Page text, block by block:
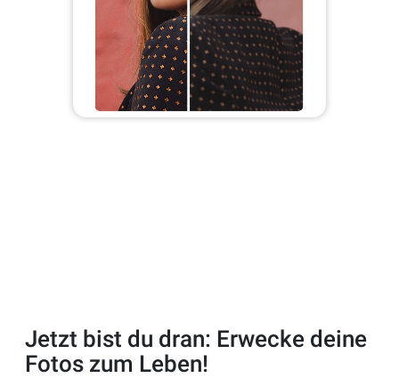
Jetzt bist du dran: Erwecke deine
Fotos zum Leben!